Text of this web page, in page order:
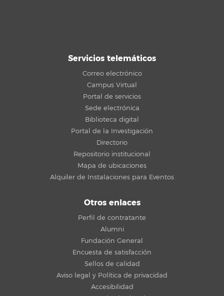
Servicios telemáticos
Correo electrónico
Campus Virtual
Portal de servicios
Sede electrónica
Biblioteca digital
Portal de la Investigación
Directorio
Repositorio institucional
Mapa de ubicaciones
Alquiler de Instalaciones para Eventos
Otros enlaces
Perfil de contratante
Alumni
Fundación General
Encuesta de satisfacción
Sellos de calidad
Aviso legal y Política de privacidad
Accesibilidad